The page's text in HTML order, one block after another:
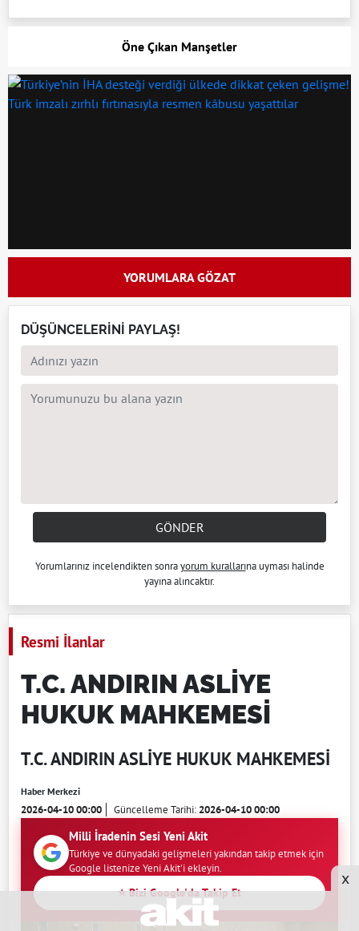
Öne Çıkan Manşetler
YORUMLARA GÖZAT
DÜŞÜNCELERİNİ PAYLAŞ!
GÖNDER
Yorumlarınız incelendikten sonrayorum kurallarına uyması halinde
yayına alıncaktır.
Resmi İlanlar
T.C. ANDIRIN ASLİYE
HUKUK MAHKEMESİ
T.C. ANDIRIN ASLİYE HUKUK MAHKEMESİ
Haber Merkezi
2026-04-10 00:00 Güncelleme Tarihi:2026-04-10 00:00
Milli İradenin Sesi Yeni Akit
Türkiye ve dünyadaki gelişmeleri yakından takip etmek için
Google listenize Yeni Akit'i ekleyin.
⭐ Bizi Google'da Takip Et
x